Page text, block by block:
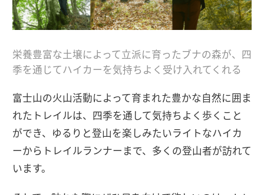
栄養豊富な土壌によって立派に育ったブナの森が、四
季を通じてハイカーを気持ちよく受け入れてくれる
富士山の火山活動によって育まれた豊かな自然に囲ま
れたトレイルは、四季を通して気持ちよく歩くこと
ができ、ゆるりと登山を楽しみたいライトなハイカ
ーからトレイルランナーまで、多くの登山者が訪れて
います。